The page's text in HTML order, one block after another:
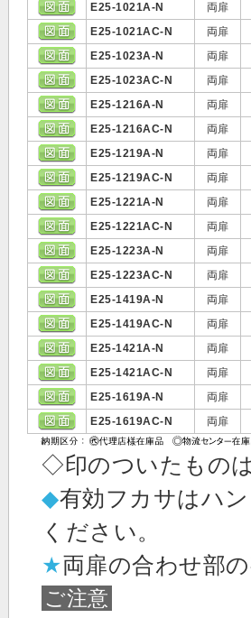
E25-1021A-N
両扉
E25-1021AC-N
両扉
E25-1023A-N
両扉
E25-1023AC-N
両扉
E25-1216A-N
両扉
E25-1216AC-N
両扉
E25-1219A-N
両扉
E25-1219AC-N
両扉
E25-1221A-N
両扉
E25-1221AC-N
両扉
E25-1223A-N
両扉
E25-1223AC-N
両扉
E25-1419A-N
両扉
E25-1419AC-N
両扉
E25-1421A-N
両扉
E25-1421AC-N
両扉
E25-1619A-N
両扉
E25-1619AC-N
両扉
◇印のついたもの
◆有効フカサはハ
ください。
★両扉の合わせ部
ご注意